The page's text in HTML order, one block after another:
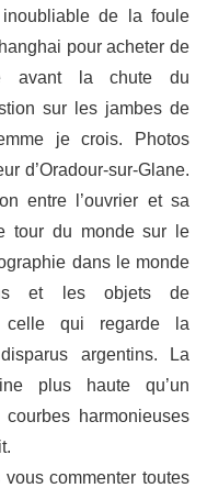
de la foule
pour acheter de
avant la chute du
sur les jambes de
je crois. Photos
d’Oradour-sur-Glane.
entre l’ouvrier et sa
tour du monde sur le
dans le monde
et les objets de
celle qui regarde la
argentins. La
plus haute qu’un
harmonieuses
commenter toutes